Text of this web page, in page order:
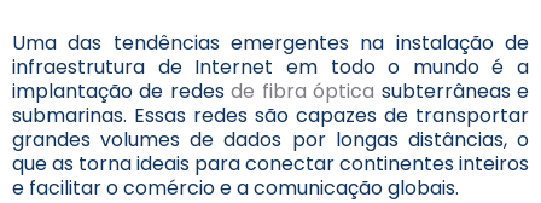
Uma das tendências emergentes na instalação de
infraestrutura de Internet em todo o mundo é a
implantação de redesde fibra óptica subterrâneas e
submarinas. Essas redes são capazes de transportar
grandes volumes de dados por longas distâncias, o
que as torna ideais para conectar continentes inteiros
e facilitar o comércio e a comunicação globais.